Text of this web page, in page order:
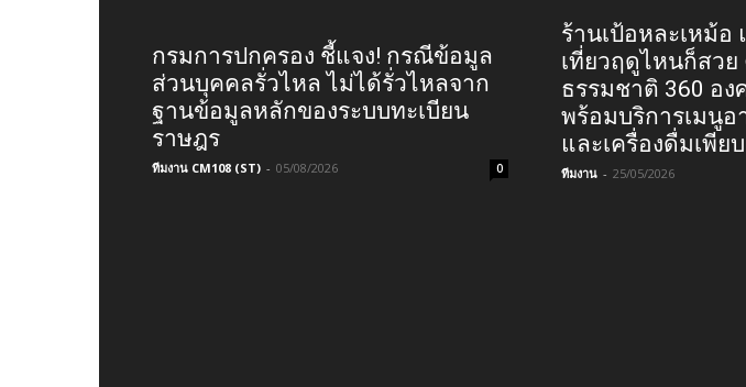
กรมการปกครอง ชี้แจง! กรณีข้อมูล
ส่วนบุคคลรั่วไหล ไม่ได้รั่วไหลจาก
ฐานข้อมูลหลักของระบบทะเบียน
ราษฎร
ทีมงาน CM108 (ST) - 05/08/2026 0
ร้านเป้อหละเหม้อ
เที่ยวฤดูไหนก็สว
ธรรมชาติ 360 อง
พร้อมบริการเมนู
และเครื่องดื่มเพีย
ทีมงาน - 25/05/2026